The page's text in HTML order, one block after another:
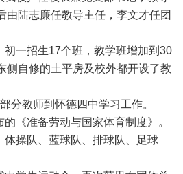
由陆志廉任教导主任，李文才任团
初一招生17个班，教学班增加到30
侧自修的土平房及校外都开设了教
分教师到怀德四中学习工作。
《准备劳动与国家体育制度》。
体操队、蓝球队、排球队、足球